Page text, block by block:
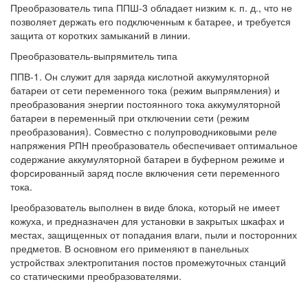
Преобразователь типа ППШ-3 обладает низким к. п. д., что не
позволяет держать его подключенным к батарее, и требуется
защита от коротких замыканий в линии.
Преобразователь-выпрямитель типа
ППВ-1. Он служит для заряда кислотной аккумуляторной
батареи от сети переменного тока (режим выпрямления) и
преобразования энергии постоянного тока аккумуляторной
батареи в переменный при отключении сети (режим
преобразования). Совместно с полупроводниковыми реле
напряжения РПН преобразователь обеспечивает оптимальное
содержание аккумуляторной батареи в буферном режиме и
форсированный заряд после включения сети переменного
тока.
Іреобразователь выполнен в виде блока, который не имеет
кожуха, и предназначен для установки в закрытых шкафах и
местах, защищенных от попадания влаги, пыли и посторонних
предметов. В основном его применяют в панельных
устройствах электропитания постов промежуточных станций
со статическими преобразователями.